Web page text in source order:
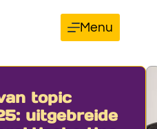
Menu
topic
uitgebreide